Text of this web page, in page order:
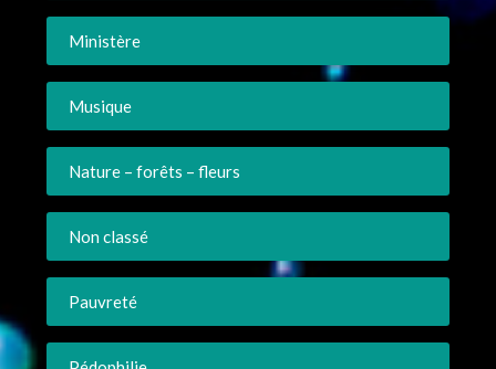
Ministère
Musique
Nature – forêts – fleurs
Non classé
Pauvreté